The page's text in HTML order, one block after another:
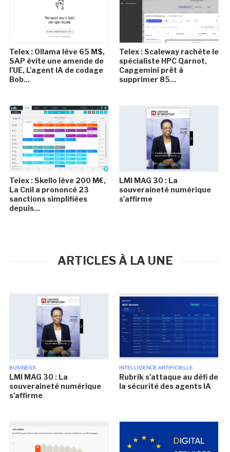
Telex : Ollama lève 65 M$,
SAP évite une amende de
l'UE, L'agent IA de codage
Bob...
Telex : Scaleway rachète le
spécialiste HPC Qarnot,
Capgemini prêt à
supprimer 85...
Telex : Skello lève 200 M€,
La Cnil a prononcé 23
sanctions simplifiées
depuis...
LMI MAG 30 : La
souveraineté numérique
s'affirme
ARTICLES À LA UNE
BUSINESS
LMI MAG 30 : La
souveraineté numérique
s'affirme
INTELLIGENCE ARTIFICIELLE
Rubrik s'attaque au défi de
la sécurité des agents IA